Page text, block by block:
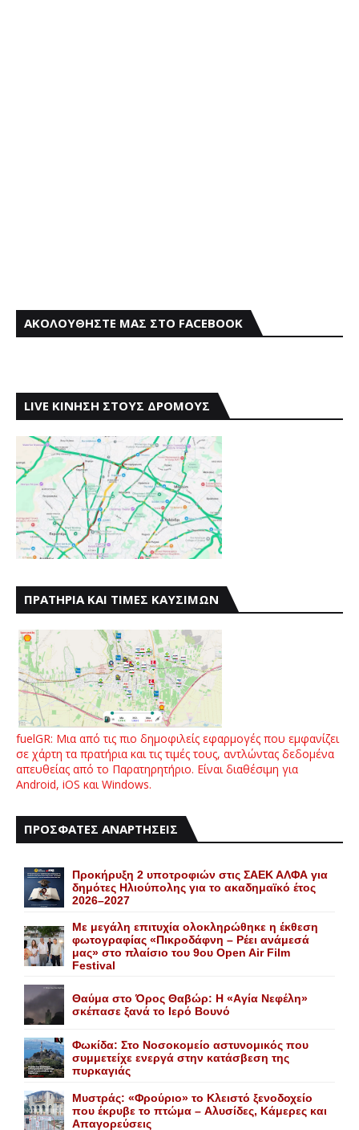
ΑΚΟΛΟΥΘΗΣΤΕ ΜΑΣ ΣΤΟ FACEBOOK
LIVE ΚΙΝΗΣΗ ΣΤΟΥΣ ΔΡΟΜΟΥΣ
ΠΡΑΤΗΡΙΑ ΚΑΙ ΤΙΜΕΣ ΚΑΥΣΙΜΩΝ
fuelGR: Μια από τις πιο δημοφιλείς εφαρμογές που εμφανίζει
σε χάρτη τα πρατήρια και τις τιμές τους, αντλώντας δεδομένα
απευθείας από το Παρατηρητήριο. Είναι διαθέσιμη για
Android, iOS και Windows.
ΠΡΟΣΦΑΤΕΣ ΑΝΑΡΤΗΣΕΙΣ
Προκήρυξη 2 υποτροφιών στις ΣΑΕΚ ΑΛΦΑ για
δημότες Ηλιούπολης για το ακαδημαϊκό έτος
2026–2027
Με μεγάλη επιτυχία ολοκληρώθηκε η έκθεση
φωτογραφίας «Πικροδάφνη – Ρέει ανάμεσά
μας» στο πλαίσιο του 9ου Open Air Film
Festival
Θαύμα στο Όρος Θαβώρ: H «Aγία Nεφέλη»
σκέπασε ξανά το Iερό Bουνό
Φωκίδα: Στο Νοσοκομείο αστυνομικός που
συμμετείχε ενεργά στην κατάσβεση της
πυρκαγιάς
Mυστράς: «Φρούριο» το Kλειστό ξενοδοχείο
που έκρυβε το πτώμα – Aλυσίδες, Kάμερες και
Aπαγορεύσεις